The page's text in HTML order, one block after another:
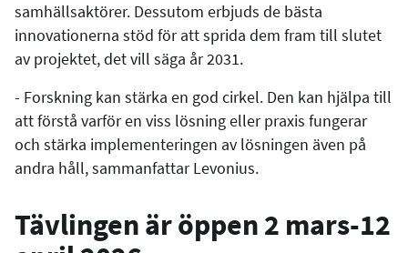
samhällsaktörer. Dessutom erbjuds de bästa
innovationerna stöd för att sprida dem fram till slutet
av projektet, det vill säga år 2031.
- Forskning kan stärka en god cirkel. Den kan hjälpa till
att förstå varför en viss lösning eller praxis fungerar
och stärka implementeringen av lösningen även på
andra håll, sammanfattar Levonius.
Tävlingen är öppen 2 mars-12